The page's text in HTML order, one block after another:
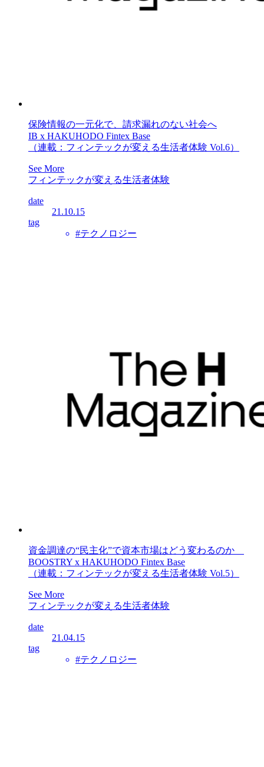
保険情報の一元化で、請求漏れのない社会へ
IB x HAKUHODO Fintex Base
（連載：フィンテックが変える生活者体験 Vol.6）
See More
フィンテックが変える生活者体験
date
21.10.15
tag
#テクノロジー
資金調達の“民主化”で資本市場はどう変わるのか
BOOSTRY x HAKUHODO Fintex Base
（連載：フィンテックが変える生活者体験 Vol.5）
See More
フィンテックが変える生活者体験
date
21.04.15
tag
#テクノロジー